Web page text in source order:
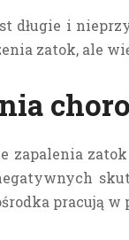
długie i
zatok, ale
zapalenia
pracują